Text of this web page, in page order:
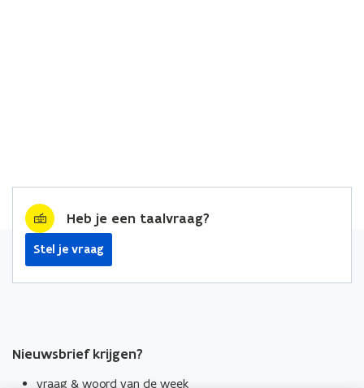
Heb je een taalvraag?
Stel je vraag
Nieuwsbrief krijgen?
vraag & woord van de week